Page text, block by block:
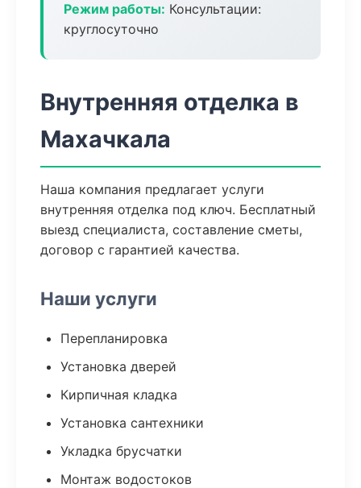
Режим работы: Консультации:
круглосуточно
Внутренняя отделка в
Махачкала
Наша компания предлагает услуги
внутренняя отделка под ключ. Бесплатный
выезд специалиста, составление сметы,
договор с гарантией качества.
Наши услуги
Перепланировка
Установка дверей
Кирпичная кладка
Установка сантехники
Укладка брусчатки
Монтаж водостоков